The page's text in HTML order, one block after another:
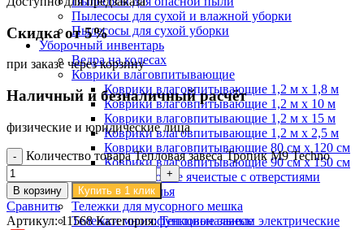
Пылесосы для сухой и влажной уборки
Пылесосы для сухой уборки
Уборочный инвентарь
Ведра на колесах
Коврики влаговпитывающие
Коврики влаговпитывающие 1,2 м х 1,8 м
Коврики влаговпитывающие 1,2 м х 10 м
Коврики влаговпитывающие 1,2 м х 15 м
Коврики влаговпитывающие 1,2 м х 2,5 м
Коврики влаговпитывающие 80 см х 120 см
Коврики влаговпитывающие 90 см х 150 см
Коврики резиновые ячеистые с отверстиями
Тележки для белья
Тележки для мусорного мешка
Тележки многофункциональные
Скидка от 5%
при заказе через корзину
Наличный и безналичный расчёт
физические и юридические лица
Количество товара Тепловая завеса Тропик М9 Techno
В корзину Купить в 1 клик
Сравнить
Артикул:11568Категория: Тепловые завесы электрические